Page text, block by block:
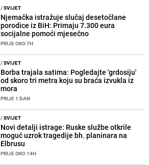
/SVIJET
Njemačka istražuje slučaj desetočlane
porodice iz BiH: Primaju 7.300 eura
socijalne pomoći mjesečno
PRIJE OKO 7H
/SVIJET
Borba trajala satima: Pogledajte 'grdosiju'
od skoro tri metra koju su braća izvukla iz
mora
PRIJE 1 DAN
/SVIJET
Novi detalji istrage: Ruske službe otkrile
moguć uzrok tragedije bh. planinara na
Elbrusu
PRIJE OKO 14H